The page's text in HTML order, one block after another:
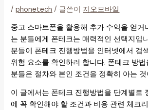
/phonetech / 글쓴이 지오모바일
중고 스마트폰을 활용해 추가 수익을 얻거
는 분들에게 폰테크는 매력적인 선택지입
분들이 폰테크 진행방법을 인터넷에서 검
위험 요소를 확인하려 합니다. 폰테크 방
분들은 절차와 본인 조건을 정확히 아는
이 글에서는 폰테크 진행방법을 단계별로
에 꼭 확인해야 할 조건과 비용 관련 체크